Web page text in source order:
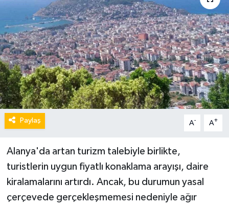
Paylaş A- A+
Alanya'da artan turizm talebiyle birlikte,
turistlerin uygun fiyatlı konaklama arayışı, daire
kiralamalarını artırdı. Ancak, bu durumun yasal
çerçevede gerçekleşmemesi nedeniyle ağır